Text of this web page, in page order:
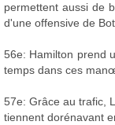
permettent aussi de
d'une offensive de
56e: Hamilton prend
temps dans ces
57e: Grâce au trafic,
tiennent dorénavant